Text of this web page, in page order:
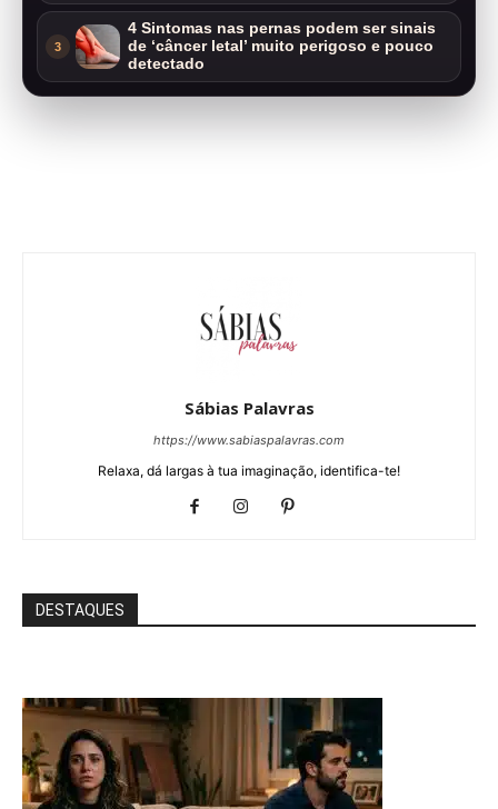
3
4 Sintomas nas pernas podem ser sinais
de ‘câncer letal’ muito perigoso e pouco
detectado
Sábias Palavras
https://www.sabiaspalavras.com
Relaxa, dá largas à tua imaginação, identifica-te!
DESTAQUES